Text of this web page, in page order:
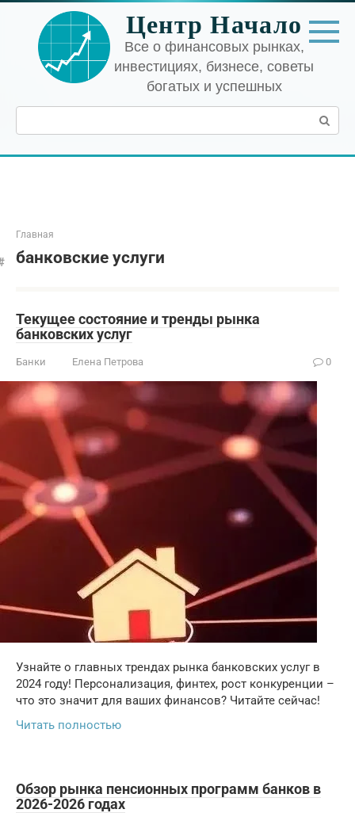
Перейти
контенту
Центр Начало
Все о финансовых рынках,
инвестициях, бизнесе, советы
богатых и успешных
Поиск:
Главная
банковские услуги
Текущее состояние и тренды рынка
банковских услуг
Банки Елена Петрова 0
Узнайте о главных трендах рынка банковских услуг в
2024 году! Персонализация, финтех, рост конкуренции –
что это значит для ваших финансов? Читайте сейчас!
Читать полностью
Обзор рынка пенсионных программ банков в
2026-2026 годах